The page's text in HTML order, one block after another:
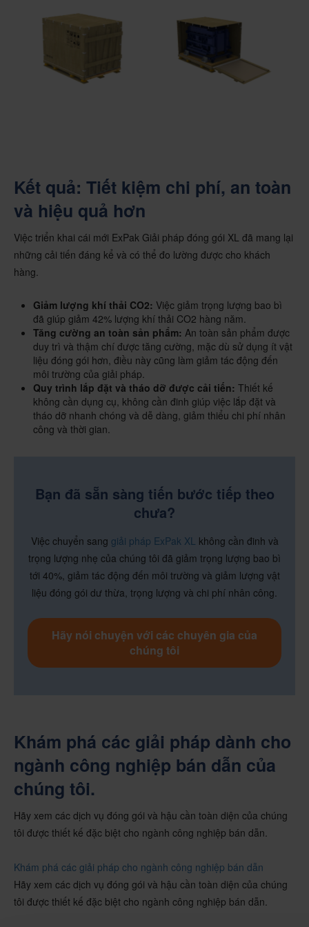
Kết quả: Tiết kiệm chi phí, an toàn
và hiệu quả hơn
Việc triển khai cái mới ExPak Giải pháp đóng gói XL đã mang lại
những cải tiến đáng kể và có thể đo lường được cho khách
hàng.
Giảm lượng khí thải CO2: Việc giảm trọng lượng bao bì
đã giúp giảm 42% lượng khí thải CO2 hàng năm.
Tăng cường an toàn sản phẩm: An toàn sản phẩm được
duy trì và thậm chí được tăng cường, mặc dù sử dụng ít vật
liệu đóng gói hơn, điều này cũng làm giảm tác động đến
môi trường của giải pháp.
Quy trình lắp đặt và tháo dỡ được cải tiến: Thiết kế
không cần dụng cụ, không cần đinh giúp việc lắp đặt và
tháo dỡ nhanh chóng và dễ dàng, giảm thiểu chi phí nhân
công và thời gian.
Bạn đã sẵn sàng tiến bước tiếp theo
chưa?
Việc chuyển sang giải pháp ExPak XL không cần đinh và
trọng lượng nhẹ của chúng tôi đã giảm trọng lượng bao bì
tới 40%, giảm tác động đến môi trường và giảm lượng vật
liệu đóng gói dư thừa, trọng lượng và chi phí nhân công.
Hãy nói chuyện với các chuyên gia của
chúng tôi
Khám phá các giải pháp dành cho
ngành công nghiệp bán dẫn của
chúng tôi.
Hãy xem các dịch vụ đóng gói và hậu cần toàn diện của chúng
tôi được thiết kế đặc biệt cho ngành công nghiệp bán dẫn.
Khám phá các giải pháp cho ngành công nghiệp bán dẫn
Hãy xem các dịch vụ đóng gói và hậu cần toàn diện của chúng
tôi được thiết kế đặc biệt cho ngành công nghiệp bán dẫn.